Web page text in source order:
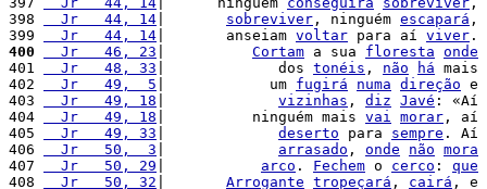
398
  Jr   44, 14
sobreviver , ninguém escapará ,
399
  Jr   44, 14
|       anseiam voltar para aí viver .
400
  Jr   46, 23
Cortam a sua floresta onde
401
  Jr   48, 33
|             dos tonéis , não há mais
402
  Jr   49,  5
|            um fugirá numa direção e
403
  Jr   49, 18
vizinhas , diz Javé : «Aí
404
  Jr   49, 18
|          ninguém mais vai morar , aí
405
  Jr   49, 33
deserto para sempre . Aí
406
  Jr   50,  3
arrasado , onde não mora
407
  Jr   50, 29
arco . Fechem o cerco : que
408
  Jr   50, 32
Arrogante tropeçará , cairá , e